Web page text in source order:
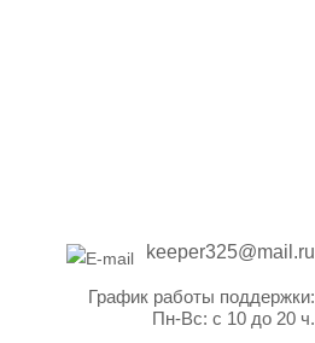
keeper325@mail.ru
График работы поддержки:
Пн-Вс: с 10 до 20 ч.